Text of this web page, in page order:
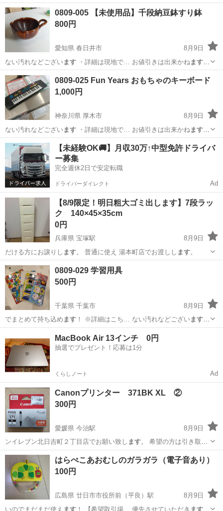
・コネクタを… にセットして測定します） ・顕微鏡検査作… 人をご
用意しております☆ 案件・求人に関… て美味しい食堂あります！ 1人
暮らしだと… れる...
茨城 常陸大宮市 その他
0809-005 【未使用品】千段納豆鉢すり鉢
800円
愛知県 春日井市
8月9日
ない汚れなどございます・詳細は現地で… お値引きは出来かね ますの
でご了承願い 、ご購入をお願いします。 【サイズ… るもので全てと
なります詳細は現地でご…
愛知 春日井市
0809-025 Fun Years おもちゃのキーボード
1,000円
神奈川県 厚木市
8月9日
ない汚れなどございます・詳細は現地で… お値引きは出来かね ますの
でご了承願い 、ご購入をお願いします。 【サイズ… るもので全てと
なります詳細は現地でご… ースに取り組んでいます。 【引渡場… き
る⽅に販...
神奈川 厚木市 おもちゃ Fun
【未経験OK🚚】月収30万↑中型免許ドライバ
ー募集
完全週休2日で安定転職
ドライバーダイレクト Ad
【8/9限定！明日粗大ゴミ出します】7段ラッ
ク 140×45×35cm
0円
兵庫県 宝塚駅
8月9日
だける方にお譲りし ます。 普通に使え 湯本町店でお渡しし ます。
兵庫 宝塚市 収納家具
0809-029 学習用具
500円
千葉県 千葉市
8月9日
でまとめて持ち込め ます！ ※詳細はこち… ない汚れなどございます
・詳細は現地で… お値引きは出来かねますのでご了承願い 、ご購入を
お願いします 。 【サイズ… るもので全てとなり ます詳細は現地で
ご…
MacBook Air 13インチ 0円
抽選でプレゼント！応募は1分
くらしノート Ad
Canonプリンター 371BK XL ②
300円
愛媛県 今治駅
8月9日
ンイレブン北日吉町２丁目店でお願い致し ます。 希望の方は引き取り
希望日時を2〜…
愛媛 今治市 今治駅 プリンター
はらぺこあおむしのガラガラ（電子音あり）
100円
広島県 廿日市市役所前（平良）駅
8月9日
いのでまだまだ使え ます ！ 【希望取引場… 優先させていただき ます。